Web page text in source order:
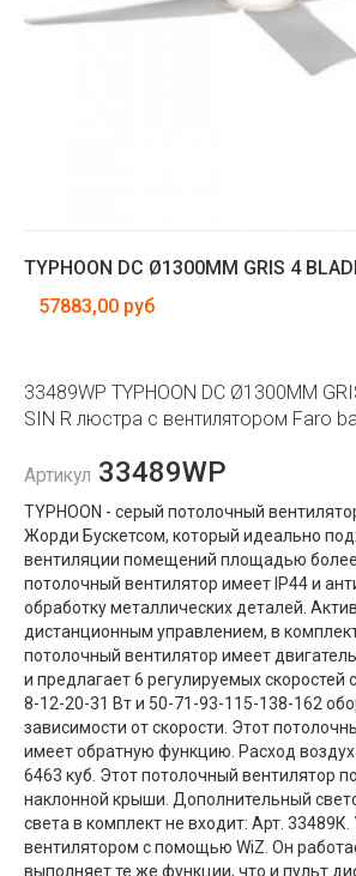
TYPHOON DC Ø1300MM GRIS 4
57883,00 руб
33489WP TYPHOON DC Ø1300MM
SIN R люстра с вентилятором Faro
Артикул 33489WP
TYPHOON - серый потолочный
Жорди Бускетсом, который идеально
вентиляции помещений площадью
потолочный вентилятор имеет IP44 и
обработку металлических деталей.
дистанционным управлением, в
потолочный вентилятор имеет
и предлагает 6 регулируемых скоростей
8-12-20-31 Вт и 50-71-93-115-138-162
зависимости от скорости. Этот
имеет обратную функцию. Расход
6463 куб. Этот потолочный вентилятор
наклонной крыши. Дополнительный
света в комплект не входит: Арт.
вентилятором с помощью WiZ. Он
выполняет те же функции, что и пульт